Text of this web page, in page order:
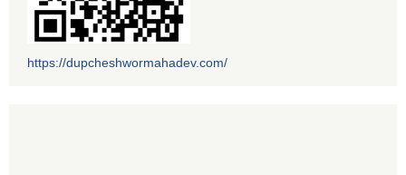
https://dupcheshwormahadev.com/